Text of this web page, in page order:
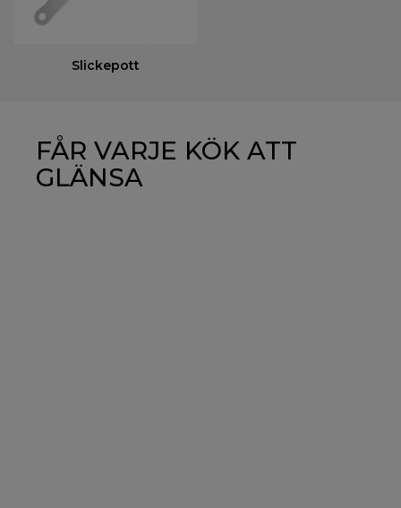
Slickepott
FÅR VARJE KÖK ATT
GLÄNSA